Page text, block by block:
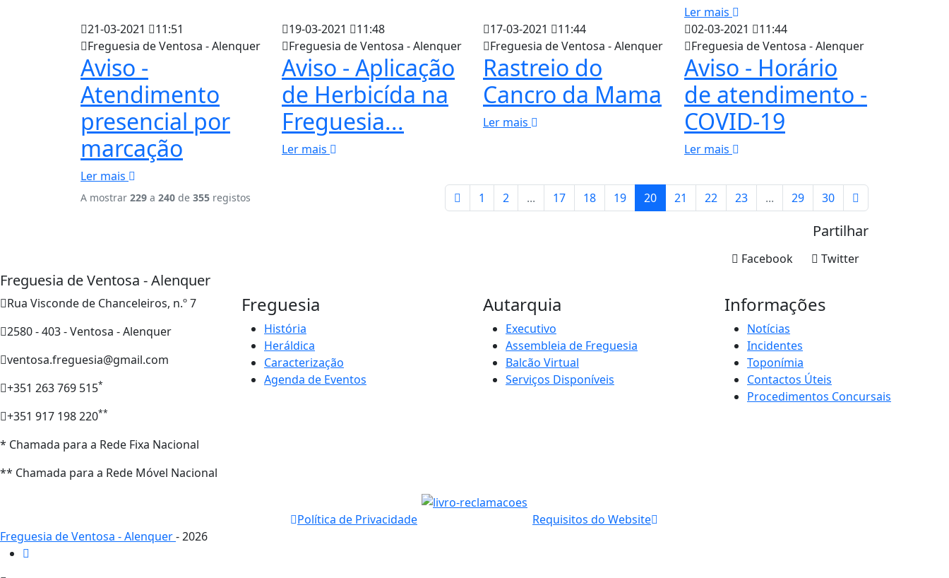
Ler mais
21-03-2021
11:51
Freguesia de Ventosa - Alenquer
Aviso -
Atendimento
presencial por
marcação
Ler mais
19-03-2021
11:48
Freguesia de Ventosa - Alenquer
Aviso - Aplicação
de Herbicída na
Freguesia...
Ler mais
17-03-2021
11:44
Freguesia de Ventosa - Alenquer
Rastreio do
Cancro da Mama
Ler mais
02-03-2021
11:44
Freguesia de Ventosa - Alenquer
Aviso - Horário
de atendimento -
COVID-19
Ler mais
A mostrar 229 a 240 de 355 registos 1 2 ... 17 18 19 20 21 22 23 ... 29 30
Partilhar
Twitter
Facebook
Freguesia de Ventosa - Alenquer
Rua Visconde de Chanceleiros, n.º 7
2580 - 403 - Ventosa - Alenquer
ventosa.freguesia@gmail.com
+351 263 769 515*
+351 917 198 220**
* Chamada para a Rede Fixa Nacional
** Chamada para a Rede Móvel Nacional
Freguesia
História
Heráldica
Caracterização
Agenda de Eventos
Autarquia
Executivo
Assembleia de Freguesia
Balcão Virtual
Serviços Disponíveis
Informações
Notícias
Incidentes
Toponímia
Contactos Úteis
Procedimentos Concursais
Política de Privacidade
Requisitos do Website
Freguesia de Ventosa - Alenquer- 2026